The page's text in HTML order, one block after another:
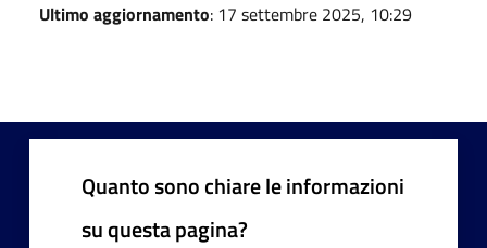
Ultimo aggiornamento: 17 settembre 2025, 10:29
Quanto sono chiare le informazioni
su questa pagina?